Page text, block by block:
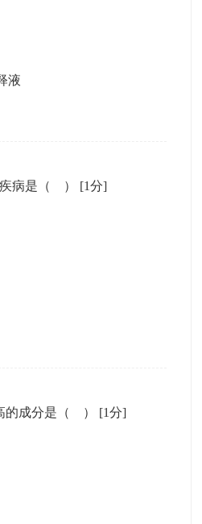
液
疾病是（ ） [1分]
的成分是（ ） [1分]